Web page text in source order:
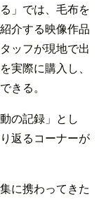
」では、毛布を
介する映像作品
ッフが現地で出
実際に購入し、
きる。
の記録」とし
返るコーナーが
に携わってきた